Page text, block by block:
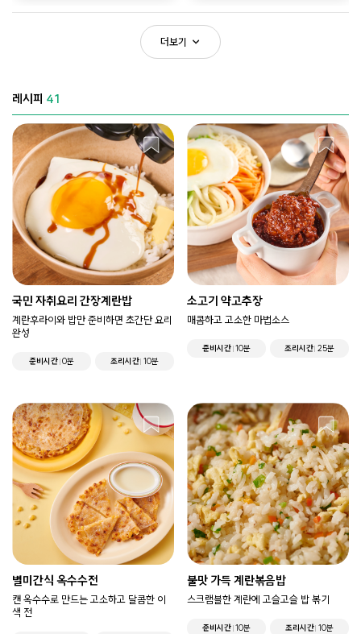
더보기
레시피 41
국민 자취요리 간장계란밥
계란후라이와 밥만 준비하면 초간단 요리
완성
준비시간 0분 조리시간 10분
소고기 약고추장
매콤하고 고소한 마법소스
준비시간 10분 조리시간 25분
별미간식 옥수수전
캔 옥수수로 만드는 고소하고 달콤한 이
색 전
불맛 가득 계란볶음밥
스크램블한 계란에 고슬고슬 밥 볶기
준비시간 10분 조리시간 10분